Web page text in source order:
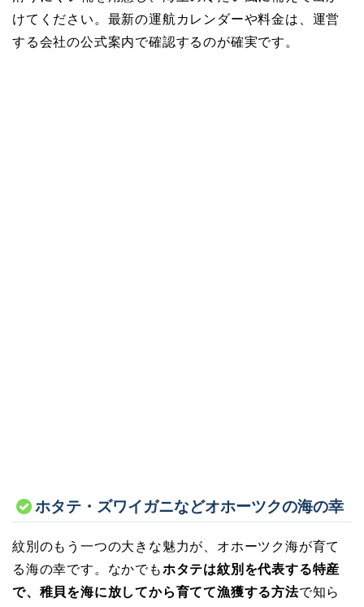
けてください。最新の運航カレンダーや料金は、運営
する会社の公式案内で確認するのが確実です。
ホタテ・ズワイガニなどオホーツクの海の幸
紋別のもう一つの大きな魅力が、オホーツク海が育て
る海の幸です。なかでもホタテは紋別を代表する特産
で、稚貝を海に放してから育てて漁獲する方法で知ら